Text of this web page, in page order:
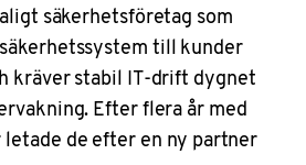
säkerhetsföretag som
till kunder
kräver stabil IT-drift dygnet
Efter flera år med
de efter en ny partner